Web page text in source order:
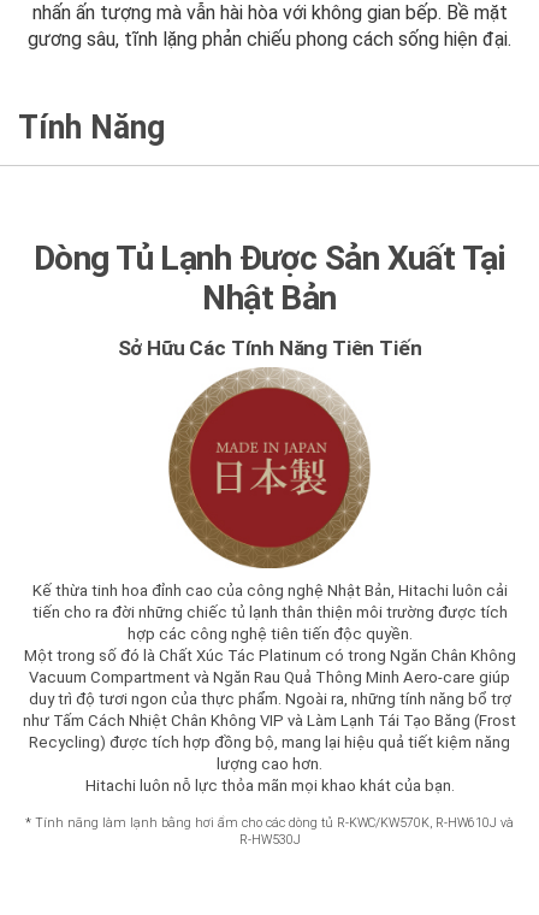
nhấn ấn tượng mà vẫn hài hòa với không gian bếp. Bề mặt
gương sâu, tĩnh lặng phản chiếu phong cách sống hiện đại.
Tính Năng
Dòng Tủ Lạnh Được Sản Xuất Tại
Nhật Bản
Sở Hữu Các Tính Năng Tiên Tiến
Kế thừa tinh hoa đỉnh cao của công nghệ Nhật Bản, Hitachi luôn cải
tiến cho ra đời những chiếc tủ lạnh thân thiện môi trường được tích
hợp các công nghệ tiên tiến độc quyền.
Một trong số đó là Chất Xúc Tác Platinum có trong Ngăn Chân Không
Vacuum Compartment và Ngăn Rau Quả Thông Minh Aero-care giúp
duy trì độ tươi ngon của thực phẩm. Ngoài ra, những tính năng bổ trợ
như Tấm Cách Nhiệt Chân Không VIP và Làm Lạnh Tái Tạo Băng (Frost
Recycling) được tích hợp đồng bộ, mang lại hiệu quả tiết kiệm năng
lượng cao hơn.
Hitachi luôn nỗ lực thỏa mãn mọi khao khát của bạn.
* Tính năng làm lạnh bằng hơi ẩm cho các dòng tủ R-KWC/KW570K, R-HW610J và
R-HW530J